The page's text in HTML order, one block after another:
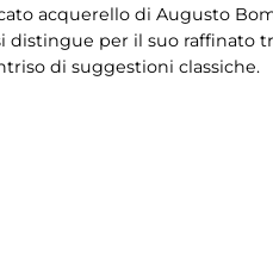
acquerello di Augusto
per il suo raffinato
di suggestioni classiche.